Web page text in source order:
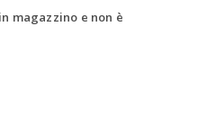
magazzino e non è